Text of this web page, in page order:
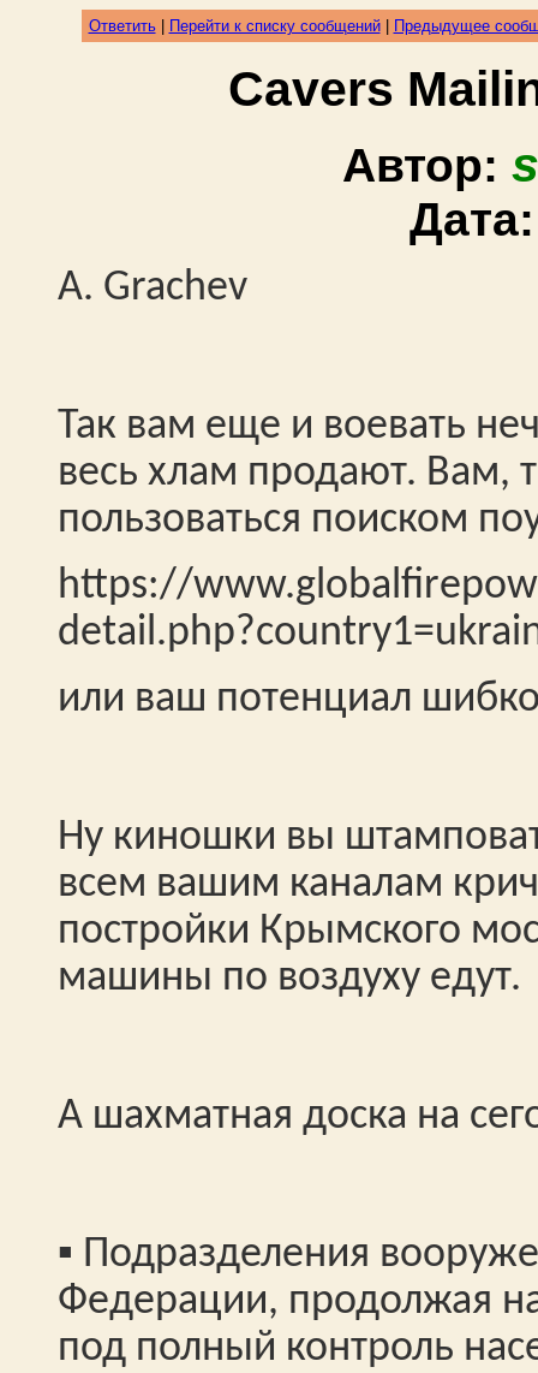
Ответить| Перейти к списку сообщений| Предыдущее
Cavers
Автор:
A. Grachev
Так вам еще и воевать
весь хлам продают. Вам,
пользоваться поиском
https://
или ваш потенциал
Ну киношки вы
всем вашим каналам
постройки Крымского
машины по воздуху едут.
А шахматная доска на
▪️ Подразделения
Федерации, продолжая
под полный контроль